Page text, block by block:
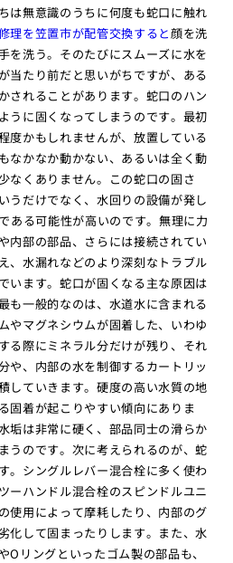
は無意識のうちに何度も蛇口に触れ
理を笠置市が配管交換すると顔を洗
を洗う。そのたびにスムーズに水を
当たり前だと思いがちですが、ある
されることがあります。蛇口のハン
うに固くなってしまうのです。最初
度かもしれませんが、放置している
なかなか動かない、あるいは全く動
なくありません。この蛇口の固さ
うだけでなく、水回りの設備が発し
ある可能性が高いのです。無理に力
内部の部品、さらには接続されてい
、水漏れなどのより深刻なトラブル
います。蛇口が固くなる主な原因は
も一般的なのは、水道水に含まれる
やマグネシウムが固着した、いわゆ
る際にミネラル分だけが残り、それ
や、内部の水を制御するカートリッ
していきます。硬度の高い水質の地
固着が起こりやすい傾向にありま
垢は非常に硬く、部品同士の滑らか
うのです。次に考えられるのが、蛇
。シングルレバー混合栓に多く使わ
ーハンドル混合栓のスピンドルユニ
使用によって摩耗したり、内部のグ
化して固まったりします。また、水
Oリングといったゴム製の部品も、